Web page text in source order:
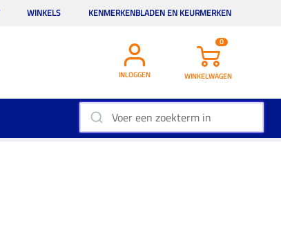
WINKELS KENMERKENBLADEN EN KEURMERKEN
INLOGGEN
0
WINKELWAGEN